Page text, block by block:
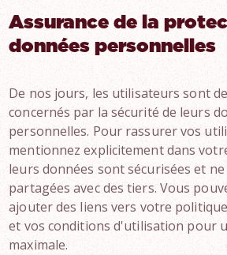
Assurance de la
données personnelles
De nos jours, les utilisateurs sont
concernés par la sécurité de leurs
personnelles. Pour rassurer vos
mentionnez explicitement dans
leurs données sont sécurisées et
partagées avec des tiers. Vous
ajouter des liens vers votre
et vos conditions d'utilisation pour
maximale.